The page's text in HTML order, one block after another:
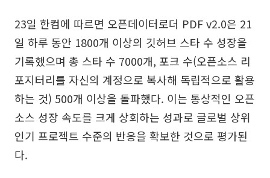
23일 한컴에 따르면 오픈데이터로더 PDF v2.0은 21
일 하루 동안 1800개 이상의 깃허브 스타 수 성장을
기록했으며 총 스타 수 7000개, 포크 수(오픈소스 리
포지터리를 자신의 계정으로 복사해 독립적으로 활용
하는 것) 500개 이상을 돌파했다. 이는 통상적인 오픈
소스 성장 속도를 크게 상회하는 성과로 글로벌 상위
인기 프로젝트 수준의 반응을 확보한 것으로 평가된
다.